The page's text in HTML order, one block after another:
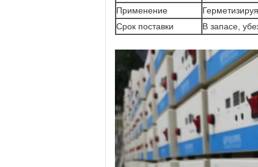
Применение
Срок поставки
В запасе,